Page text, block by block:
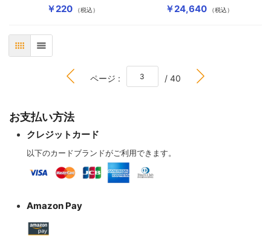
￥220 （税込） ￥24,640 （税込）
表 リスト
ページ :BOTTOM / 40
お支払い方法
クレジットカード
以下のカードブランドがご利用できます。
Amazon Pay